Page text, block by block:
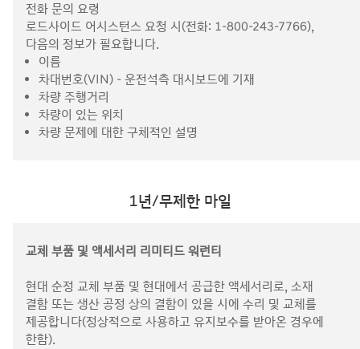
전화 문의 요령
로드사이드 어시스턴스 요청 시(전화: 1-800-243-7766),
다음의 정보가 필요합니다.
이름
차대번호(VIN) - 운전석측 대시보드에 기재
차량 주행거리
차량이 있는 위치
차량 문제에 대한 구체적인 설명
1년/무제한 마일
교체 부품 및 액세서리 리미티드 워런티
현대 순정 교체 부품 및 현대에서 공급한 액세서리로, 소재
결함 또는 생산 공정 상의 결함이 있을 시에 수리 및 교체를
제공합니다(정상적으로 사용하고 유지보수를 받아온 경우에
한함).